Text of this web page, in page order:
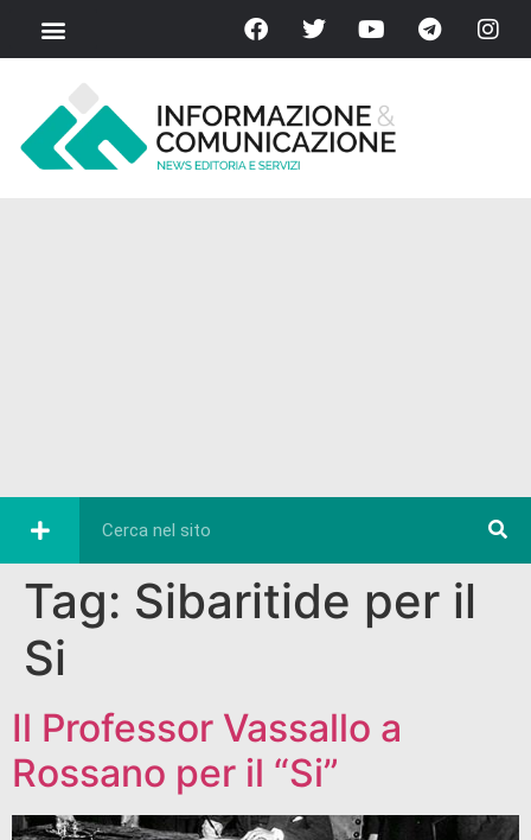
Tag: Sibaritide per il
Si
Il Professor Vassallo a
Rossano per il “Si”